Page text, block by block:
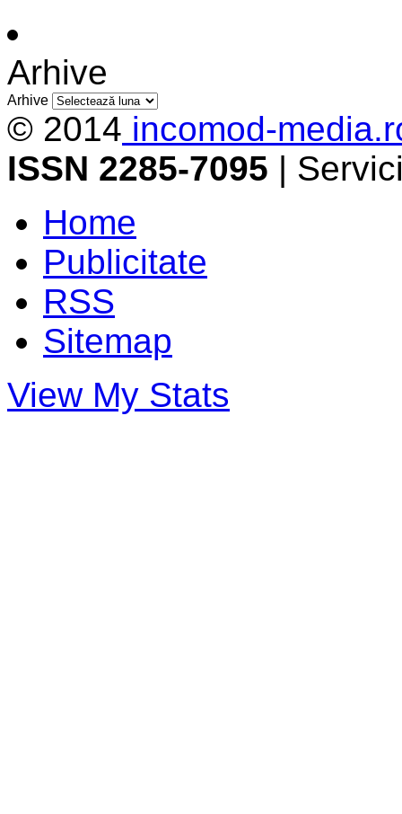
Arhive
Arhive
© 2014 incomod-
ISSN 2285-7095 |
Home
Publicitate
RSS
Sitemap
View My Stats